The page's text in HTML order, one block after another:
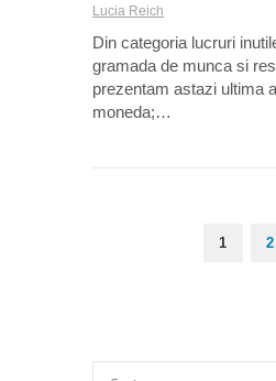
Lucia Reich
Din categoria lucruri
gramada de munca si
prezentam astazi ultima
moneda;…
1 2